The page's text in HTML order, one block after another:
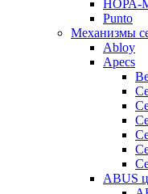
НОРА-
Punto
Механизмы
Abloy
Apecs
ABUS